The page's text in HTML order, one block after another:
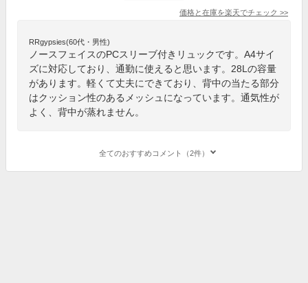
価格と在庫を楽天でチェック >>
RRgypsies(60代・男性)
ノースフェイスのPCスリーブ付きリュックです。A4サイ
ズに対応しており、通勤に使えると思います。28Lの容量
があります。軽くて丈夫にできており、背中の当たる部分
はクッション性のあるメッシュになっています。通気性が
よく、背中が蒸れません。
全てのおすすめコメント（2件）